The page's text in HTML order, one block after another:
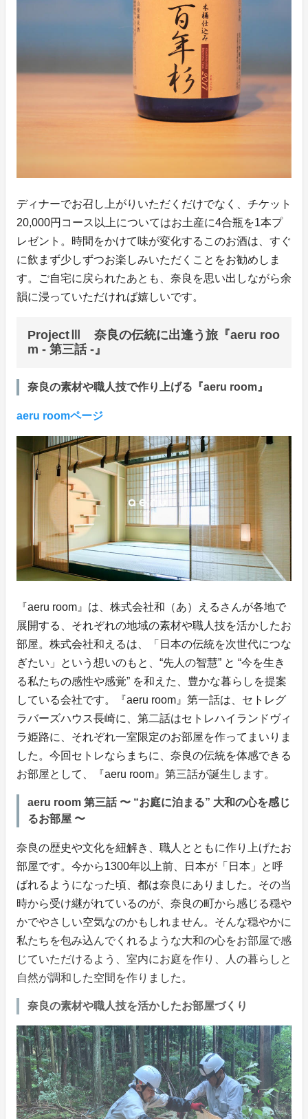
ディナーでお召し上がりいただくだけでなく、チケット
20,000円コース以上についてはお土産に4合瓶を1本プ
レゼント。時間をかけて味が変化するこのお酒は、すぐ
に飲まず少しずつお楽しみいただくことをお勧めしま
す。ご自宅に戻られたあとも、奈良を思い出しながら余
韻に浸っていただければ嬉しいです。
ProjectⅢ 奈良の伝統に出逢う旅『aeru roo
m - 第三話 -』
奈良の素材や職人技で作り上げる『aeru room』
aeru roomページ
『aeru room』は、株式会社和（あ）えるさんが各地で
展開する、それぞれの地域の素材や職人技を活かしたお
部屋。株式会社和えるは、「日本の伝統を次世代につな
ぎたい」という想いのもと、“先人の智慧” と “今を生き
る私たちの感性や感覚” を和えた、豊かな暮らしを提案
している会社です。『aeru room』第一話は、セトレグ
ラバーズハウス長崎に、第二話はセトレハイランドヴィ
ラ姫路に、それぞれ一室限定のお部屋を作ってまいりま
した。今回セトレならまちに、奈良の伝統を体感できる
お部屋として、『aeru room』第三話が誕生します。
aeru room 第三話 〜 “お庭に泊まる” 大和の心を感じ
るお部屋 〜
奈良の歴史や文化を紐解き、職人とともに作り上げたお
部屋です。今から1300年以上前、日本が「日本」と呼
ばれるようになった頃、都は奈良にありました。その当
時から受け継がれているのが、奈良の町から感じる穏や
かでやさしい空気なのかもしれません。そんな穏やかに
私たちを包み込んでくれるような大和の心をお部屋で感
じていただけるよう、室内にお庭を作り、人の暮らしと
自然が調和した空間を作りました。
奈良の素材や職人技を活かしたお部屋づくり